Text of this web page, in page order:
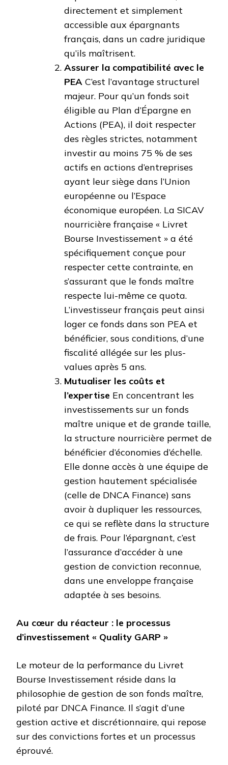
directement et simplement
accessible aux épargnants
français, dans un cadre juridique
qu’ils maîtrisent.
Assurer la compatibilité avec le
PEA C’est l’avantage structurel
majeur. Pour qu’un fonds soit
éligible au Plan d’Épargne en
Actions (PEA), il doit respecter
des règles strictes, notamment
investir au moins 75 % de ses
actifs en actions d’entreprises
ayant leur siège dans l’Union
européenne ou l’Espace
économique européen. La SICAV
nourricière française « Livret
Bourse Investissement » a été
spécifiquement conçue pour
respecter cette contrainte, en
s’assurant que le fonds maître
respecte lui-même ce quota.
L’investisseur français peut ainsi
loger ce fonds dans son PEA et
bénéficier, sous conditions, d’une
fiscalité allégée sur les plus-
values après 5 ans.
Mutualiser les coûts et
l’expertise En concentrant les
investissements sur un fonds
maître unique et de grande taille,
la structure nourricière permet de
bénéficier d’économies d’échelle.
Elle donne accès à une équipe de
gestion hautement spécialisée
(celle de DNCA Finance) sans
avoir à dupliquer les ressources,
ce qui se reflète dans la structure
de frais. Pour l’épargnant, c’est
l’assurance d’accéder à une
gestion de conviction reconnue,
dans une enveloppe française
adaptée à ses besoins.
Au cœur du réacteur : le processus
d’investissement « Quality GARP »
Le moteur de la performance du Livret
Bourse Investissement réside dans la
philosophie de gestion de son fonds maître,
piloté par DNCA Finance. Il s’agit d’une
gestion active et discrétionnaire, qui repose
sur des convictions fortes et un processus
éprouvé.